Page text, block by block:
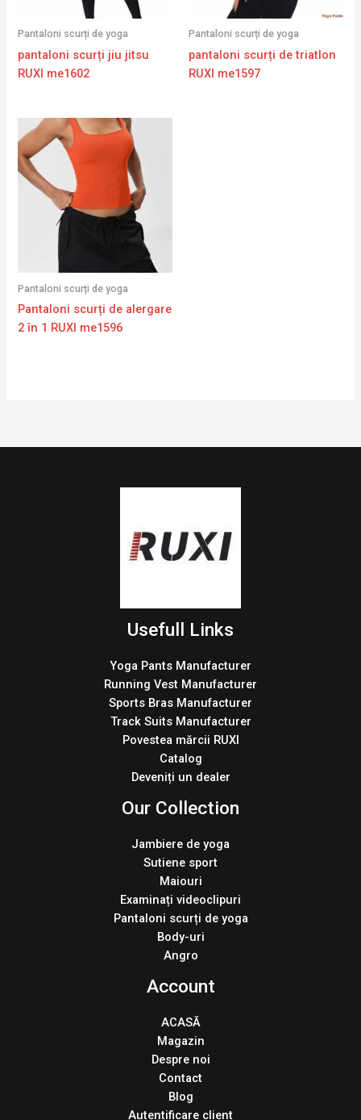
Pantaloni scurți de yoga
pantaloni scurți jiu jitsu
RUXI me1602
Pantaloni scurți de yoga
pantaloni scurți de triatlon
RUXI me1597
Pantaloni scurți de yoga
Pantaloni scurți de alergare
2 în 1 RUXI me1596
Usefull Links
Yoga Pants Manufacturer
Running Vest Manufacturer
Sports Bras Manufacturer
Track Suits Manufacturer
Povestea mărcii RUXI
Catalog
Deveniți un dealer
Our Collection
Jambiere de yoga
Sutiene sport
Maiouri
Examinați videoclipuri
Pantaloni scurți de yoga
Body-uri
Angro
Account
ACASĂ
Magazin
Despre noi
Contact
Blog
Autentificare client